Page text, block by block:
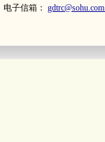
电子信箱： gdtrc@sohu.com